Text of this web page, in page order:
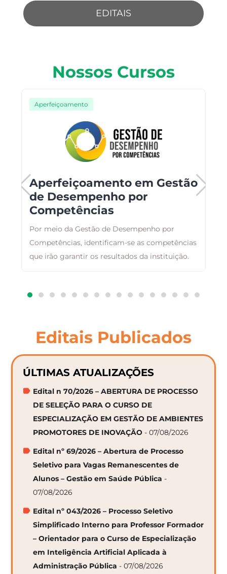
EDITAIS
Nossos Cursos
Aperfeiçoamento
Aperfeiçoamento em Gestão
de Desempenho por
Competências
Por meio da Gestão de Desempenho por
Competências, identificam-se as competências
que irão garantir os resultados da instituição.
Editais Publicados
ÚLTIMAS ATUALIZAÇÕES
Edital n 70/2026 – ABERTURA DE PROCESSO
DE SELEÇÃO PARA O CURSO DE
ESPECIALIZAÇÃO EM GESTÃO DE AMBIENTES
PROMOTORES DE INOVAÇÃO - 07/08/2026
Edital nº 69/2026 – Abertura de Processo
Seletivo para Vagas Remanescentes de
Alunos – Gestão em Saúde Pública -
07/08/2026
Edital nº 043/2026 – Processo Seletivo
Simplificado Interno para Professor Formador
– Orientador para o Curso de Especialização
em Inteligência Artificial Aplicada à
Administração Pública - 07/08/2026